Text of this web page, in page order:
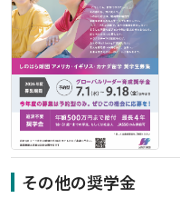
その他の奨学金